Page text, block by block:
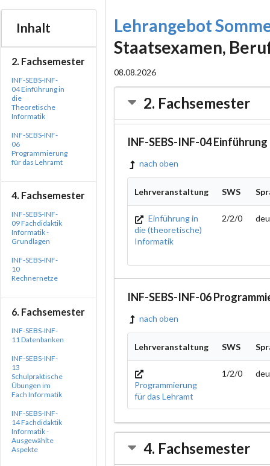
Inhalt
2. Fachsemester
INF-SEBS-INF-
04 Einführung in
die
Theoretische
Informatik
INF-SEBS-INF-
06
Programmierung
für das Lehramt
4. Fachsemester
INF-SEBS-INF-
09 Fachdidaktik
Informatik -
Grundlagen
INF-SEBS-INF-
10
Rechnernetze
6. Fachsemester
INF-SEBS-INF-
11 Datenbanken
INF-SEBS-INF-
13
Schulpraktische
Übungen im
Fach Informatik
INF-SEBS-INF-
14 Fachdidaktik
Informatik -
Ausgewählte
Aspekte
Lehrangebot
Staatsexamen,
08.08.2026
2. Fachsemester
INF-SEBS-INF-04
nach oben
Lehrveranstaltung SWS
Einführung in
die (theoretische)
Informatik
2/2/0
INF-SEBS-INF-06
nach oben
Lehrveranstaltung SWS
Programmierung
für das Lehramt
1/2/0
4. Fachsemester